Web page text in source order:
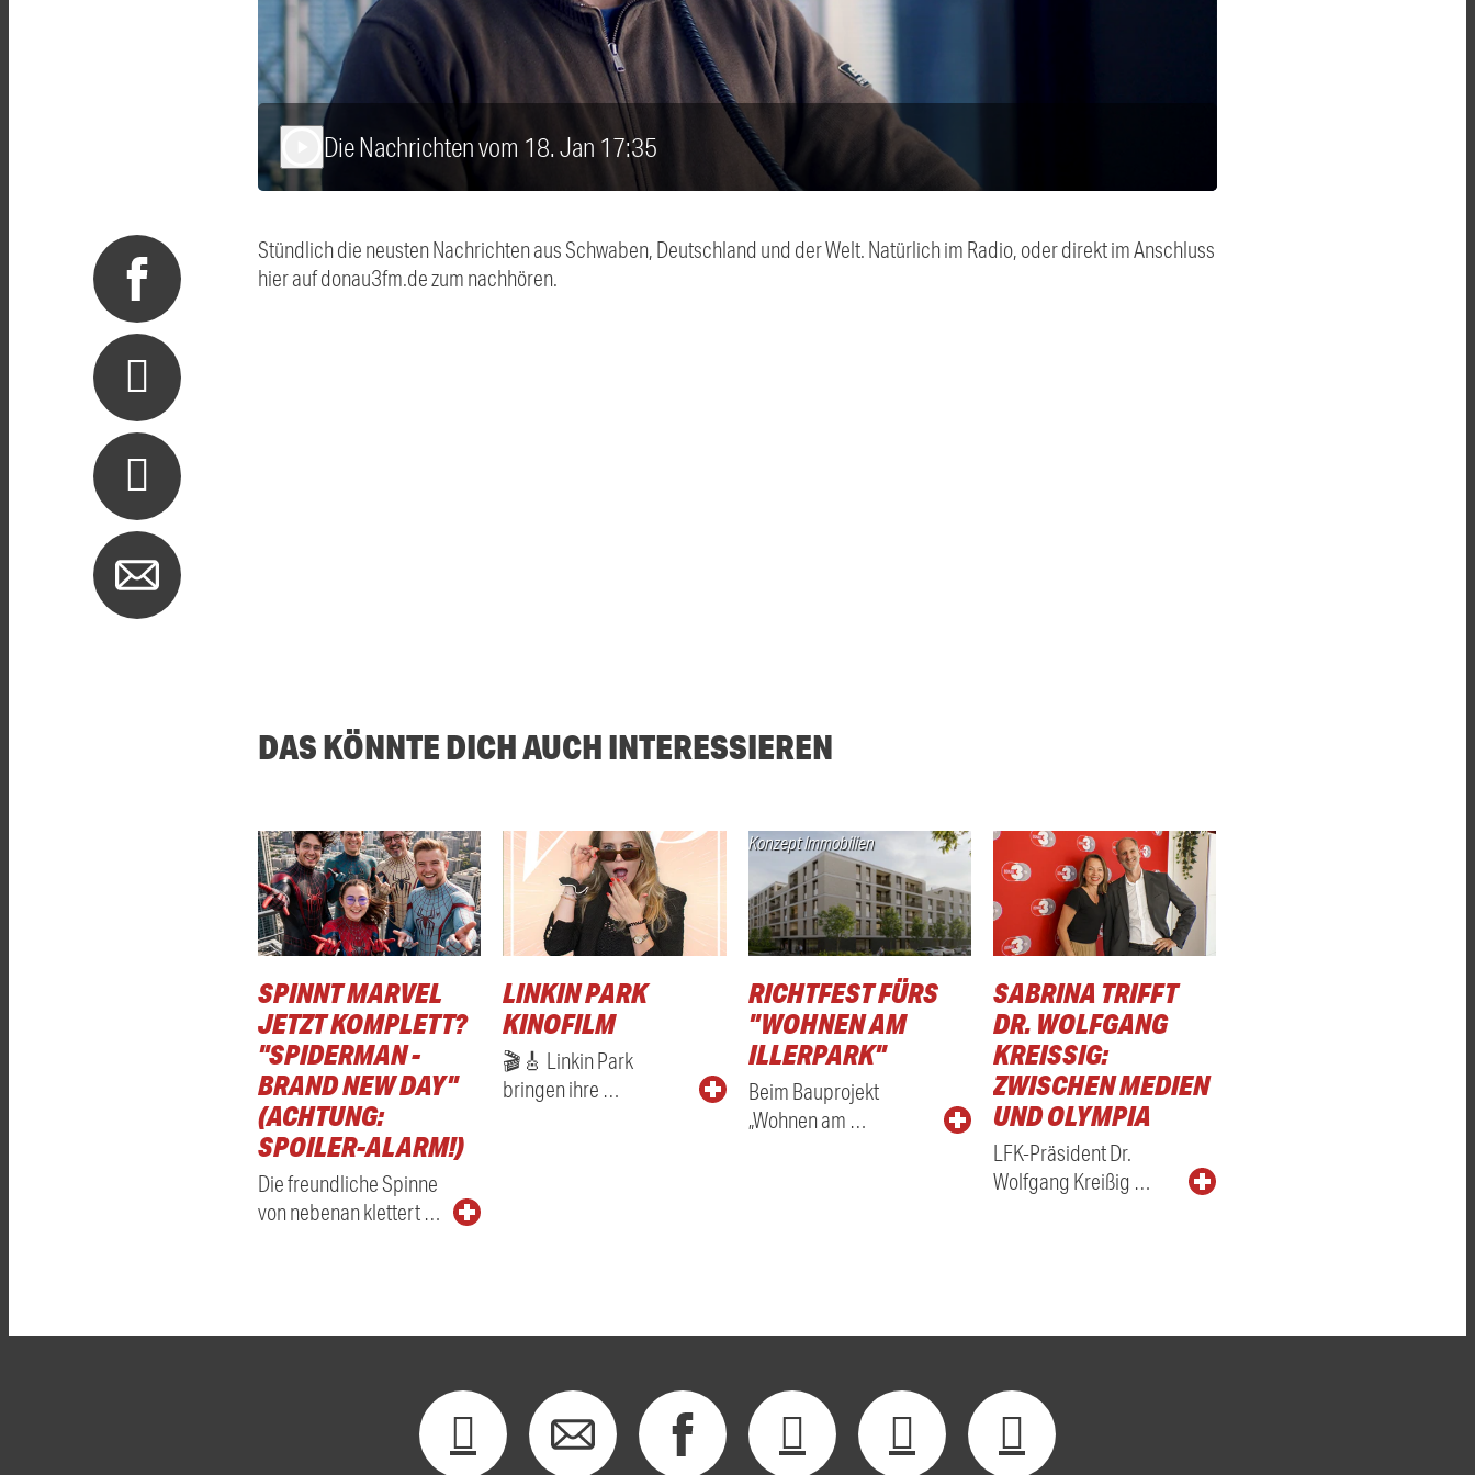
Die Nachrichten vom 18. Jan 17:35
Stündlich die neusten Nachrichten aus Schwaben, Deutschland und der Welt. Natürlich im Radio, oder direkt im Anschluss
hier auf donau3fm.de zum nachhören.
DAS KÖNNTE DICH AUCH INTERESSIEREN
SPINNT MARVEL
JETZT KOMPLETT?
"SPIDERMAN -
BRAND NEW DAY"
(ACHTUNG:
SPOILER-ALARM!)
Die freundliche Spinne
von nebenan klettert …
LINKIN PARK
KINOFILM
🎬🎸 Linkin Park
bringen ihre …
Konzept Immobilien
RICHTFEST FÜRS
"WOHNEN AM
ILLERPARK"
Beim Bauprojekt
„Wohnen am …
SABRINA TRIFFT
DR. WOLFGANG
KREISSIG: Z
WISCHEN MEDIEN U
ND OLYMPIA
LFK-Präsident Dr.
Wolfgang Kreißig …